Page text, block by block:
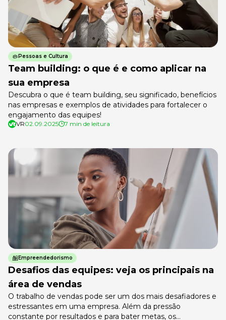
Pessoas e Cultura
Team building: o que é e como aplicar na
sua empresa
Descubra o que é team building, seu significado, benefícios
nas empresas e exemplos de atividades para fortalecer o
engajamento das equipes!
VR02.09.2025 7 min de leitura
Empreendedorismo
Desafios das equipes: veja os principais na
área de vendas
O trabalho de vendas pode ser um dos mais desafiadores e
estressantes em uma empresa. Além da pressão
constante por resultados e para bater metas, os